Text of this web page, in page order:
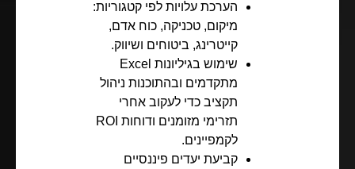
הערכת עלויות לפי קטגוריות:
מיקום, טכניקה, כוח אדם,
קייטרינג, ביטוחים ושיווק.
שימוש בגיליונות Excel
מתקדמים ובהתוכנות ניהול
תקציב כדי לעקוב אחרי
תזרימי מזומנים ודוחות ROI
לקמפיינים.
קביעת יעדים פיננסיים